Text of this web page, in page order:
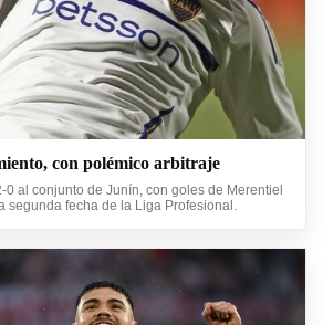
con polémico arbitraje
0 al conjunto de Junín, con goles de Merentiel
segunda fecha de la Liga Profesional.